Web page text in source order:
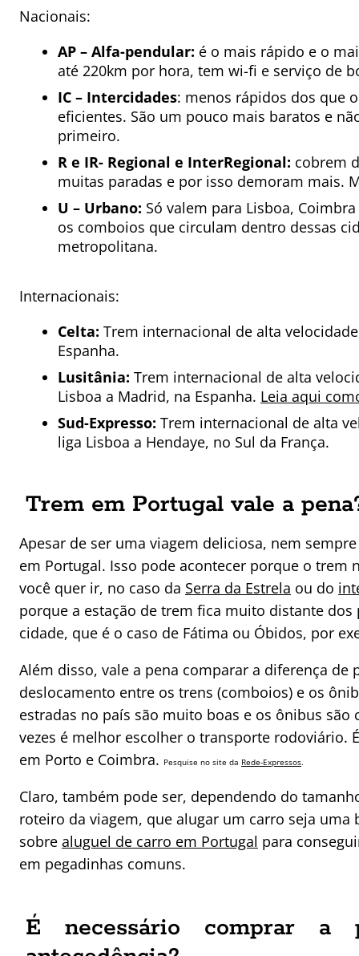
Nacionais:
AP – Alfa-pendular: é o mais rápido e o
até 220km por hora, tem wi-fi e serviço de
IC – Intercidades: menos rápidos dos que
eficientes. São um pouco mais baratos e
primeiro.
R e IR- Regional e InterRegional: cobrem
muitas paradas e por isso demoram mais.
U – Urbano: Só valem para Lisboa,
os comboios que circulam dentro dessas
metropolitana.
Internacionais:
Celta: Trem internacional de alta
Espanha.
Lusitânia: Trem internacional de alta
Lisboa a Madrid, na Espanha. Leia aqui
Sud-Expresso: Trem internacional de alta
liga Lisboa a Hendaye, no Sul da França.
Trem em Portugal vale a
Apesar de ser uma viagem deliciosa, nem
em Portugal. Isso pode acontecer porque o trem
você quer ir, no caso da Serra da Estrela ou do
porque a estação de trem fica muito distante
cidade, que é o caso de Fátima ou Óbidos, por
Além disso, vale a pena comparar a diferença de
deslocamento entre os trens (comboios) e os
estradas no país são muito boas e os ônibus são
vezes é melhor escolher o transporte rodoviário.
em Porto e Coimbra. Pesquise no site da Rede-Expressos.
Claro, também pode ser, dependendo do
roteiro da viagem, que alugar um carro seja uma
sobre aluguel de carro em Portugal para
em pegadinhas comuns.
É necessário comprar a